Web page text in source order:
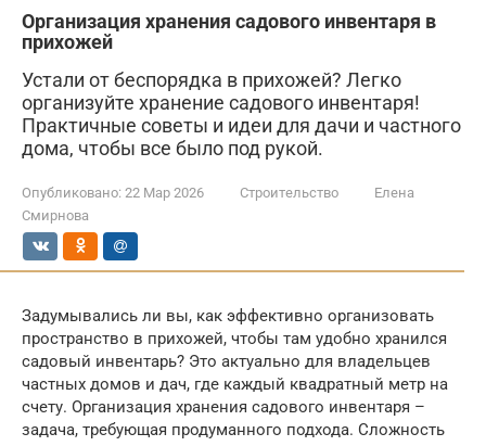
Организация хранения садового инвентаря в
прихожей
Устали от беспорядка в прихожей? Легко
организуйте хранение садового инвентаря!
Практичные советы и идеи для дачи и частного
дома, чтобы все было под рукой.
Опубликовано: 22 Мар 2026 Строительство
Елена
Смирнова
Задумывались ли вы, как эффективно организовать
пространство в прихожей, чтобы там удобно хранился
садовый инвентарь? Это актуально для владельцев
частных домов и дач, где каждый квадратный метр на
счету. Организация хранения садового инвентаря –
задача, требующая продуманного подхода. Сложность